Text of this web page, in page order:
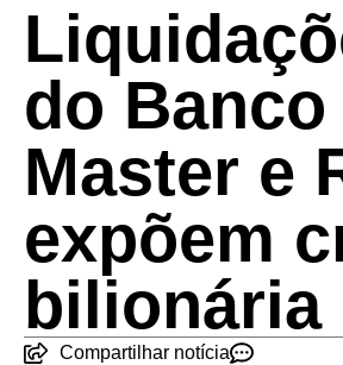
do Banco
Master e
expõem
bilionária
Compartilhar notícia